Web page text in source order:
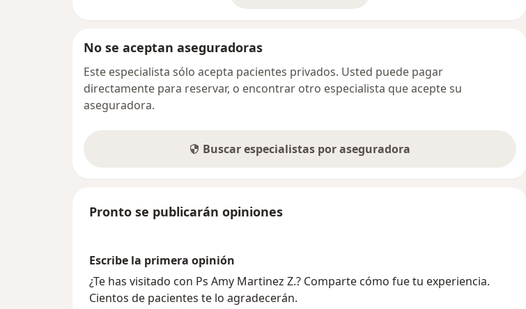
No se aceptan aseguradoras
Este especialista sólo acepta pacientes privados. Usted puede pagar
directamente para reservar, o encontrar otro especialista que acepte su
aseguradora.
Buscar especialistas por aseguradora
Pronto se publicarán opiniones
Escribe la primera opinión
¿Te has visitado con Ps Amy Martinez Z.? Comparte cómo fue tu experiencia.
Cientos de pacientes te lo agradecerán.